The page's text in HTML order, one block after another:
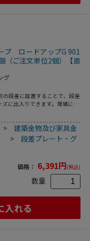
プ ロードアップG 901
ご注文単位2個）【直
グ
の段差に設置することで、段差
に出入りできます。環境に配
す。ゴム製だから、車輌など
日でも滑りにくい、重みがあ
どの利点があります。連結が
。●付属品：ボルト・ナット各
：11．5kg
>建築金物及び家具金
>段差プレート・グ
価格： 6,391円(税込)
数量
入れる